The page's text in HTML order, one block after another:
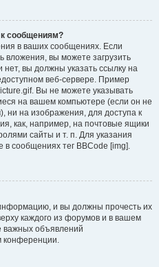
сообщениям?
в ваших сообщениях. Если
вложения, вы можете загрузить
вы должны указать ссылку на
веб-сервере. Пример
Вы не можете указывать
на вашем компьютере (если он не
ни на изображения, для доступа к
как, например, на почтовые ящики
сайты и т. п. Для указания
в сообщениях тег BBCode [img].
и вы должны прочесть их
каждого из форумов и в вашем
важных объявлений
конференции.